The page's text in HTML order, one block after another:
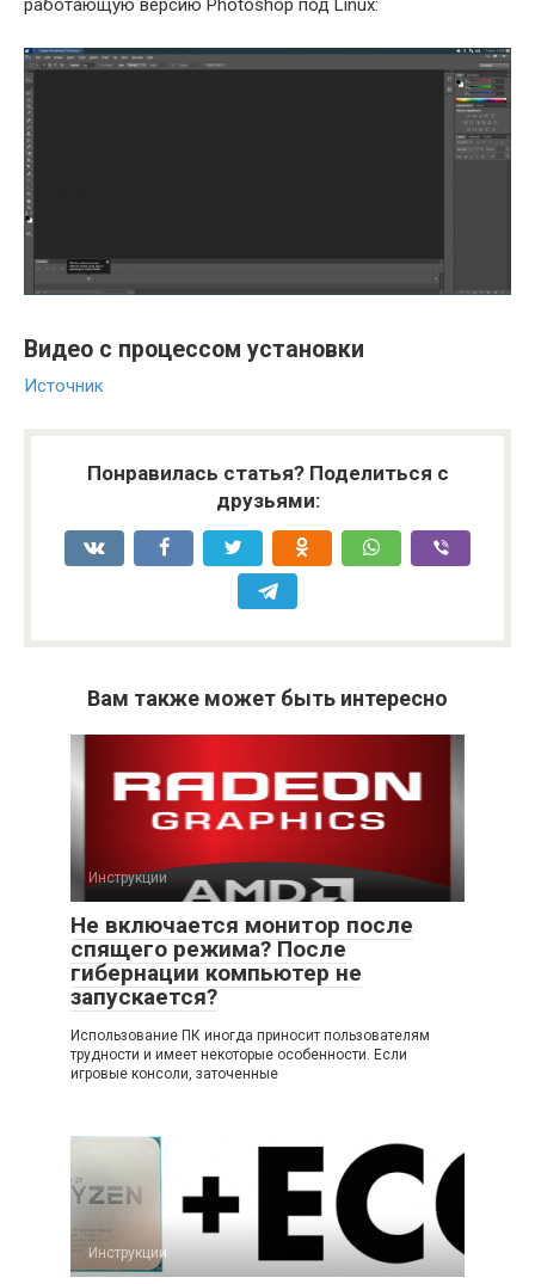
работающую версию Photoshop под Linux:
Видео с процессом установки
Источник
Понравилась статья? Поделиться с
друзьями:
Вам также может быть интересно
Инструкции
Не включается монитор после
спящего режима? После
гибернации компьютер не
запускается?
Использование ПК иногда приносит пользователям
трудности и имеет некоторые особенности. Если
игровые консоли, заточенные
Инструкции